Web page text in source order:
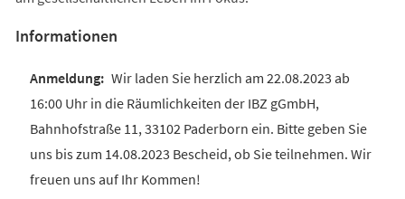
Informationen
Wir laden Sie herzlich am 22.08.2023 ab
16:00 Uhr in die Räumlichkeiten der IBZ gGmbH,
Bahnhofstraße 11, 33102 Paderborn ein. Bitte geben Sie
uns bis zum 14.08.2023 Bescheid, ob Sie teilnehmen. Wir
freuen uns auf Ihr Kommen!